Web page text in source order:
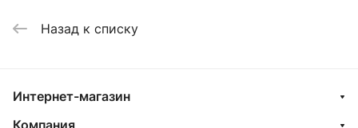
Назад к списку
Интернет-магазин
Компания